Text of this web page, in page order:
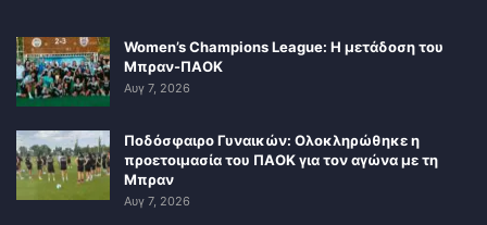
Women’s Champions League: Η μετάδοση του
Μπραν-ΠΑΟΚ
Αυγ 7, 2026
Ποδόσφαιρο Γυναικών: Ολοκληρώθηκε η
προετοιμασία του ΠΑΟΚ για τον αγώνα με τη
Μπραν
Αυγ 7, 2026